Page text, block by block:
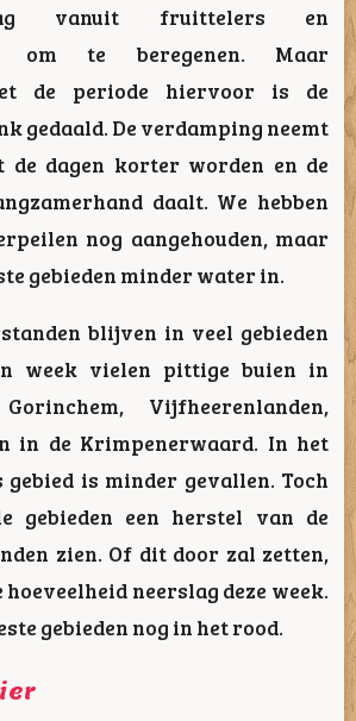
vanuit fruittelers en
om te beregenen. Maar
de periode hiervoor is de
gedaald. De verdamping neemt
de dagen korter worden en de
daalt. We hebben
nog aangehouden, maar
gebieden minder water in.
blijven in veel gebieden
week vielen pittige buien in
Vijfheerenlanden,
in de Krimpenerwaard. In het
gebied is minder gevallen. Toch
gebieden een herstel van de
zien. Of dit door zal zetten,
neerslag deze week.
gebieden nog in het rood.